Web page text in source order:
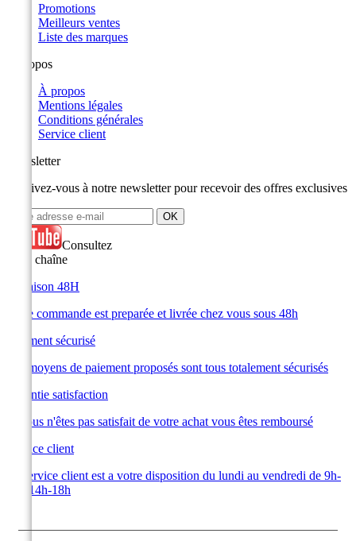
Promotions
Meilleurs ventes
Liste des marques
A propos
À propos
Mentions légales
Conditions générales
Service client
Newsletter
Inscrivez-vous à notre newsletter pour recevoir des offres exclusives
Consultez
notre chaîne
Livraison 48H
Votre commande est preparée et livrée chez vous sous 48h
Paiement sécurisé
Les moyens de paiement proposés sont tous totalement sécurisés
Garantie satisfaction
Si vous n'êtes pas satisfait de votre achat vous êtes remboursé
Service client
Le service client est a votre disposition du lundi au vendredi de 9h-
12h 14h-18h